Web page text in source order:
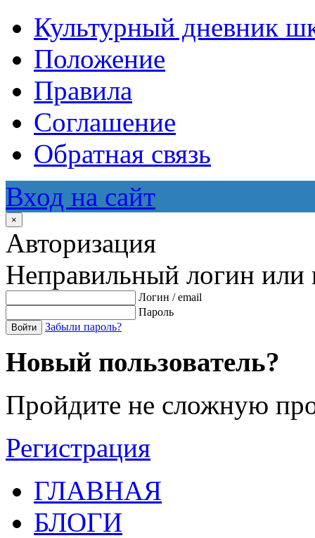
Культурный дневник
Положение
Правила
Соглашение
Обратная связь
Вход на сайт
×
Авторизация
Неправильный логин или
Логин / email
Пароль
Войти Забыли пароль?
Новый пользователь?
Пройдите не сложную
Регистрация
ГЛАВНАЯ
БЛОГИ